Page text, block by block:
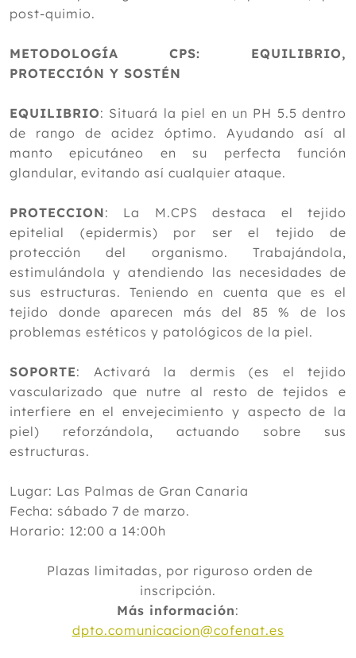
post-quimio.
METODOLOGÍA CPS: EQUILIBRIO,
PROTECCIÓN Y SOSTÉN
EQUILIBRIO: Situará la piel en un PH 5.5 dentro
de rango de acidez óptimo. Ayudando así al
manto epicutáneo en su perfecta función
glandular, evitando así cualquier ataque.
PROTECCION: La M.CPS destaca el tejido
epitelial (epidermis) por ser el tejido de
protección del organismo. Trabajándola,
estimulándola y atendiendo las necesidades de
sus estructuras. Teniendo en cuenta que es el
tejido donde aparecen más del 85 % de los
problemas estéticos y patológicos de la piel.
SOPORTE: Activará la dermis (es el tejido
vascularizado que nutre al resto de tejidos e
interfiere en el envejecimiento y aspecto de la
piel) reforzándola, actuando sobre sus
estructuras.
Lugar: Las Palmas de Gran Canaria
Fecha: sábado 7 de marzo.
Horario: 12:00 a 14:00h
Plazas limitadas, por riguroso orden de
inscripción.
Más información:
dpto.comunicacion@cofenat.es